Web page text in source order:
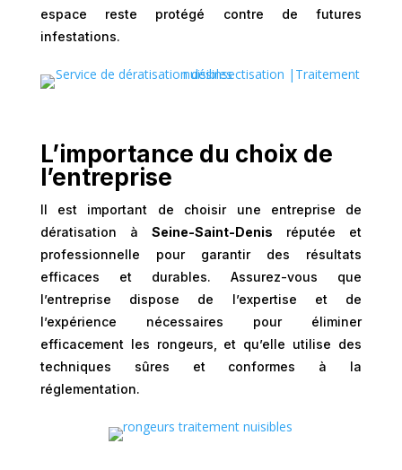
espace reste protégé contre de futures
infestations.
L’importance du choix de
l’entreprise
Il est important de choisir une entreprise de
dératisation à Seine-Saint-Denis réputée et
professionnelle pour garantir des résultats
efficaces et durables. Assurez-vous que
l’entreprise dispose de l’expertise et de
l’expérience nécessaires pour éliminer
efficacement les rongeurs, et qu’elle utilise des
techniques sûres et conformes à la
réglementation.